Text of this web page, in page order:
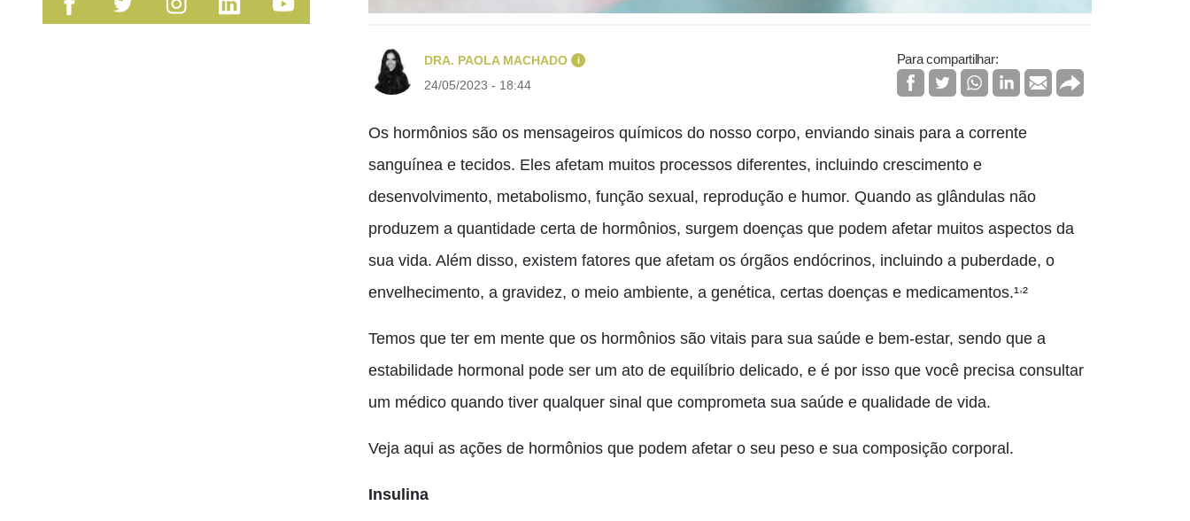
DRA. PAOLA MACHADO i
24/05/2023 - 18:44
Para compartilhar:
Os hormônios são os mensageiros químicos do nosso corpo, enviando sinais para a corrente
sanguínea e tecidos. Eles afetam muitos processos diferentes, incluindo crescimento e
desenvolvimento, metabolismo, função sexual, reprodução e humor. Quando as glândulas não
produzem a quantidade certa de hormônios, surgem doenças que podem afetar muitos aspectos da
sua vida. Além disso, existem fatores que afetam os órgãos endócrinos, incluindo a puberdade, o
envelhecimento, a gravidez, o meio ambiente, a genética, certas doenças e medicamentos.¹,²
Temos que ter em mente que os hormônios são vitais para sua saúde e bem-estar, sendo que a
estabilidade hormonal pode ser um ato de equilíbrio delicado, e é por isso que você precisa consultar
um médico quando tiver qualquer sinal que comprometa sua saúde e qualidade de vida.
Veja aqui as ações de hormônios que podem afetar o seu peso e sua composição corporal.
Insulina